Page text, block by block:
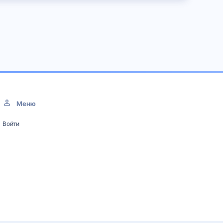
Меню
Войти